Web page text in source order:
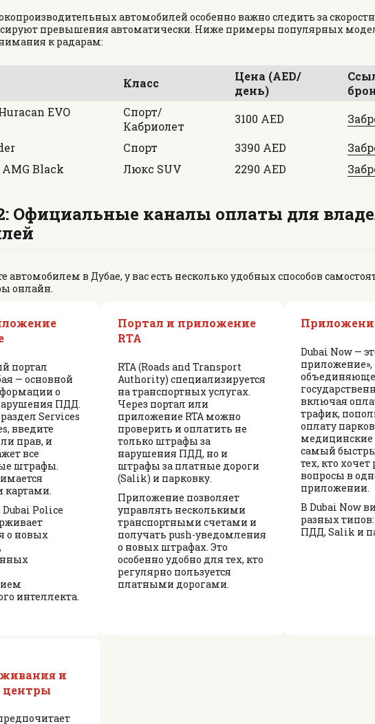
автомобилей особенно важно следить за
превышения автоматически. Ниже примеры популярных
к радарам:
Класс
Цена (AED/
день)
EVO
Спорт/
Кабриолет
3100 AED
Спорт 3390 AED
AMG Black
Люкс SUV 2290 AED
Официальные каналы оплаты для
автомобилем в Дубае, у вас есть несколько удобных способов
онлайн.
портал
— основной
о
ПДД.
Services
введите
прав, и
все
штрафы.
картами.
Police
о новых
интеллекта.
Портал и приложение
RTA
RTA (Roads and Transport
Authority) специализируется
на транспортных услугах.
Через портал или
приложение RTA можно
проверить и оплатить не
только штрафы за
нарушения ПДД, но и
штрафы за платные дороги
(Salik) и парковку.
Приложение позволяет
управлять несколькими
транспортными счетами и
получать push-уведомления
о новых штрафах. Это
особенно удобно для тех, кто
регулярно пользуется
платными дорогами.
Dubai Now —
приложение»,
включая
трафик,
оплату
медицинские
самый
тех, кто
вопросы в
приложении.
В Dubai Now
разных
ПДД, Salik и
и
центры